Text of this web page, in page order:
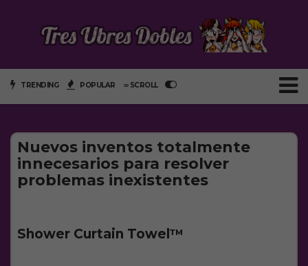
TRENDING POPULAR ∞ SCROLL
Nuevos inventos totalmente
innecesarios para resolver
problemas inexistentes
Shower Curtain Towel™️